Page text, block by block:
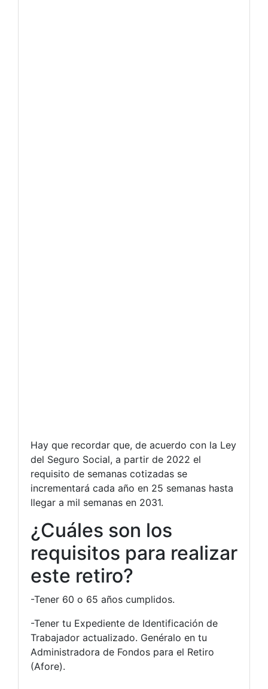
Hay que recordar que, de acuerdo con la Ley
del Seguro Social, a partir de 2022 el
requisito de semanas cotizadas se
incrementará cada año en 25 semanas hasta
llegar a mil semanas en 2031.
¿Cuáles son los
requisitos para realizar
este retiro?
-Tener 60 o 65 años cumplidos.
-Tener tu Expediente de Identificación de
Trabajador actualizado. Genéralo en tu
Administradora de Fondos para el Retiro
(Afore).